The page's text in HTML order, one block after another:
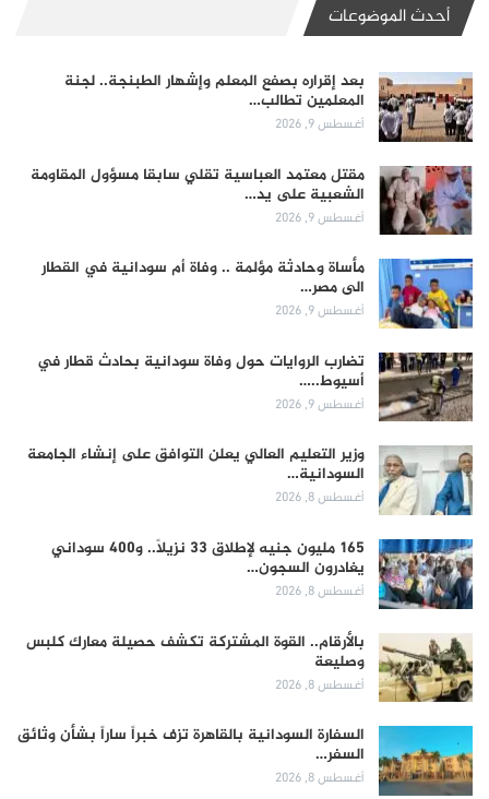
أحدث الموضوعات
بعد إقراره بصفع المعلم وإشهار الطبنجة.. لجنة
المعلمين تطالب…
أغسطس 9, 2026
مقتل معتمد العباسية تقلي سابقا مسؤول المقاومة
الشعبية على يد…
أغسطس 9, 2026
مأساة وحادثة مؤلمة .. وفاة أم سودانية في القطار
الى مصر…
أغسطس 9, 2026
تضارب الروايات حول وفاة سودانية بحادث قطار في
أسيوط..…
أغسطس 9, 2026
وزير التعليم العالي يعلن التوافق على إنشاء الجامعة
السودانية…
أغسطس 8, 2026
165 مليون جنيه لإطلاق 33 نزيلاً.. و400 سوداني
يغادرون السجون…
أغسطس 8, 2026
بالأرقام.. القوة المشتركة تكشف حصيلة معارك كلبس
وصليعة
أغسطس 8, 2026
السفارة السودانية بالقاهرة تزف خبراً ساراً بشأن وثائق
السفر…
أغسطس 8, 2026